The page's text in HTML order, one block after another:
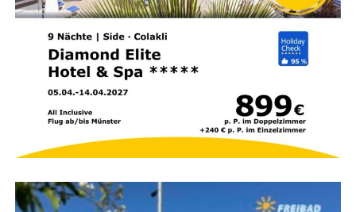
heit. Die Ret­tung von Men­schen hat dabei immer Vor­rang
vor der eigent­li­chen Brandbekämpfung.
Brand­be­kämp­fung läuft
parallel
Wäh­rend die ers­ten Trupps im Gebäu­de nach Per­so­nen
gung auf. Das Feu­er wird gleich­zei­tig im Innen- und
Außen­an­griff bekämpft, um den Brand mög­lichst schnell